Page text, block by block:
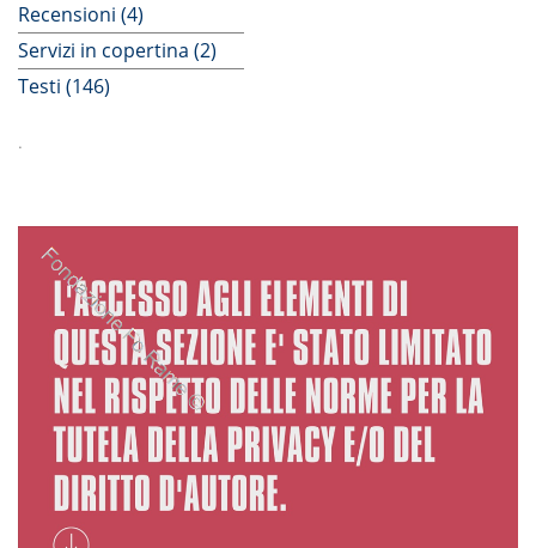
Recensioni (4)
Servizi in copertina (2)
Testi (146)
.